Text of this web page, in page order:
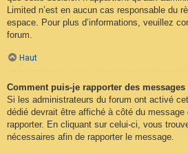
Limited n’est en aucun cas responsable du
espace. Pour plus d’informations, veuillez
forum.
Haut
Comment puis-je rapporter des
Si les administrateurs du forum ont activé
dédié devrait être affiché à côté du message
rapporter. En cliquant sur celui-ci, vous
nécessaires afin de rapporter le message.